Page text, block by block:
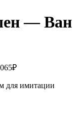
— Ван
для имитации